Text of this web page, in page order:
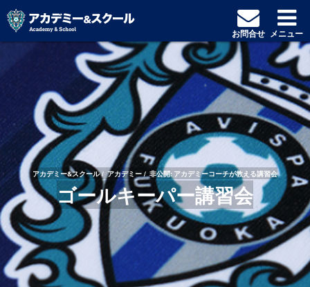
アカデミー&スクール アカデミー 非公開: アカデミーコーチが教える講習会
ゴールキーパー講習会
お問合せ メニュー